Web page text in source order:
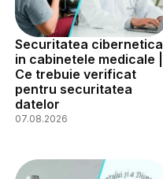
Securitatea cibernetica
in cabinetele medicale |
Ce trebuie verificat
pentru securitatea
datelor
07.08.2026